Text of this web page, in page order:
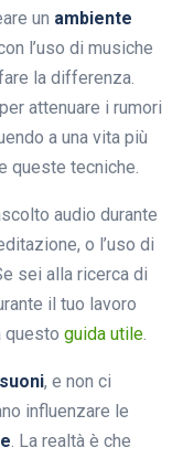
un ambiente
l’uso di musiche
la differenza.
attenuare i rumori
a una vita più
queste tecniche.
audio durante
o l’uso di
sei alla ricerca di
il tuo lavoro
questo guida utile.
suoni, e non ci
influenzare le
. La realtà è che